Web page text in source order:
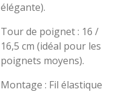
élégante).
​Tour de poignet : 16 /
16,5 cm (idéal pour les
poignets moyens).
​Montage : Fil élastique